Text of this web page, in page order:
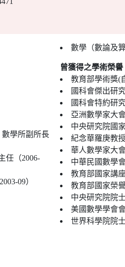
數學所副所長
任（2006-
09）
數學（數論及
曾獲得之學術榮譽
教育部學術獎(
國科會傑出研
國科會特約研
亞洲數學家大
中央研究院國
紀念華羅庚教
華人數學家大
中華民國數學
教育部國家講
教育部國家榮
中央研究院院
美國數學學會
世界科學院院